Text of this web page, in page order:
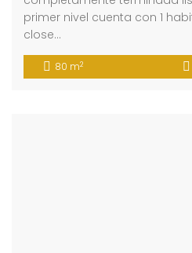
primer nivel cuenta con 1
close…
80 m2